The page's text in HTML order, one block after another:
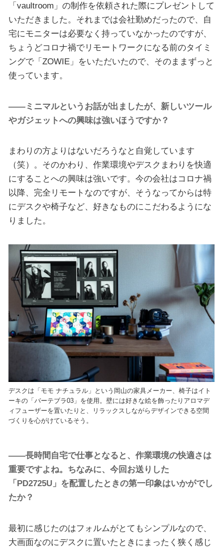
「vaultroom」の制作を依頼された際にプレゼントして
いただきました。それまでは会社勤めだったので、自
宅にモニターは必要なく持っていなかったのですが、
ちょうどコロナ禍でリモートワークになる前のタイミ
ングで「ZOWIE」をいただいたので、そのままずっと
使っています。
――ミニマルというお話が出ましたが、新しいツール
やガジェットへの興味は強いほうですか？
まわりの方よりはないだろうなと自覚しています
（笑）。そのかわり、作業環境やデスクまわりを快適
にすることへの興味は強いです。今の会社はコロナ禍
以降、完全リモートなのですが、そうなってからは特
にデスクや椅子など、好きなものにこだわるようにな
りました。
デスクは「モモ ナチュラル」という岡山の家具メーカー、椅子はイト
ーキの「バーテブラ03」を使用。壁には好きな絵を飾ったりアロマデ
ィフューザーを置いたりと、リラックスしながらデザインできる空間
づくりを心がけているそう。
――長時間自宅で仕事となると、作業環境の快適さは
重要ですよね。ちなみに、今回お送りした
「PD2725U」を配置したときの第一印象はいかがでし
たか？
最初に感じたのはフォルムがとてもシンプルなので、
大画面なのにデスクに置いたときにまったく狭く感じ